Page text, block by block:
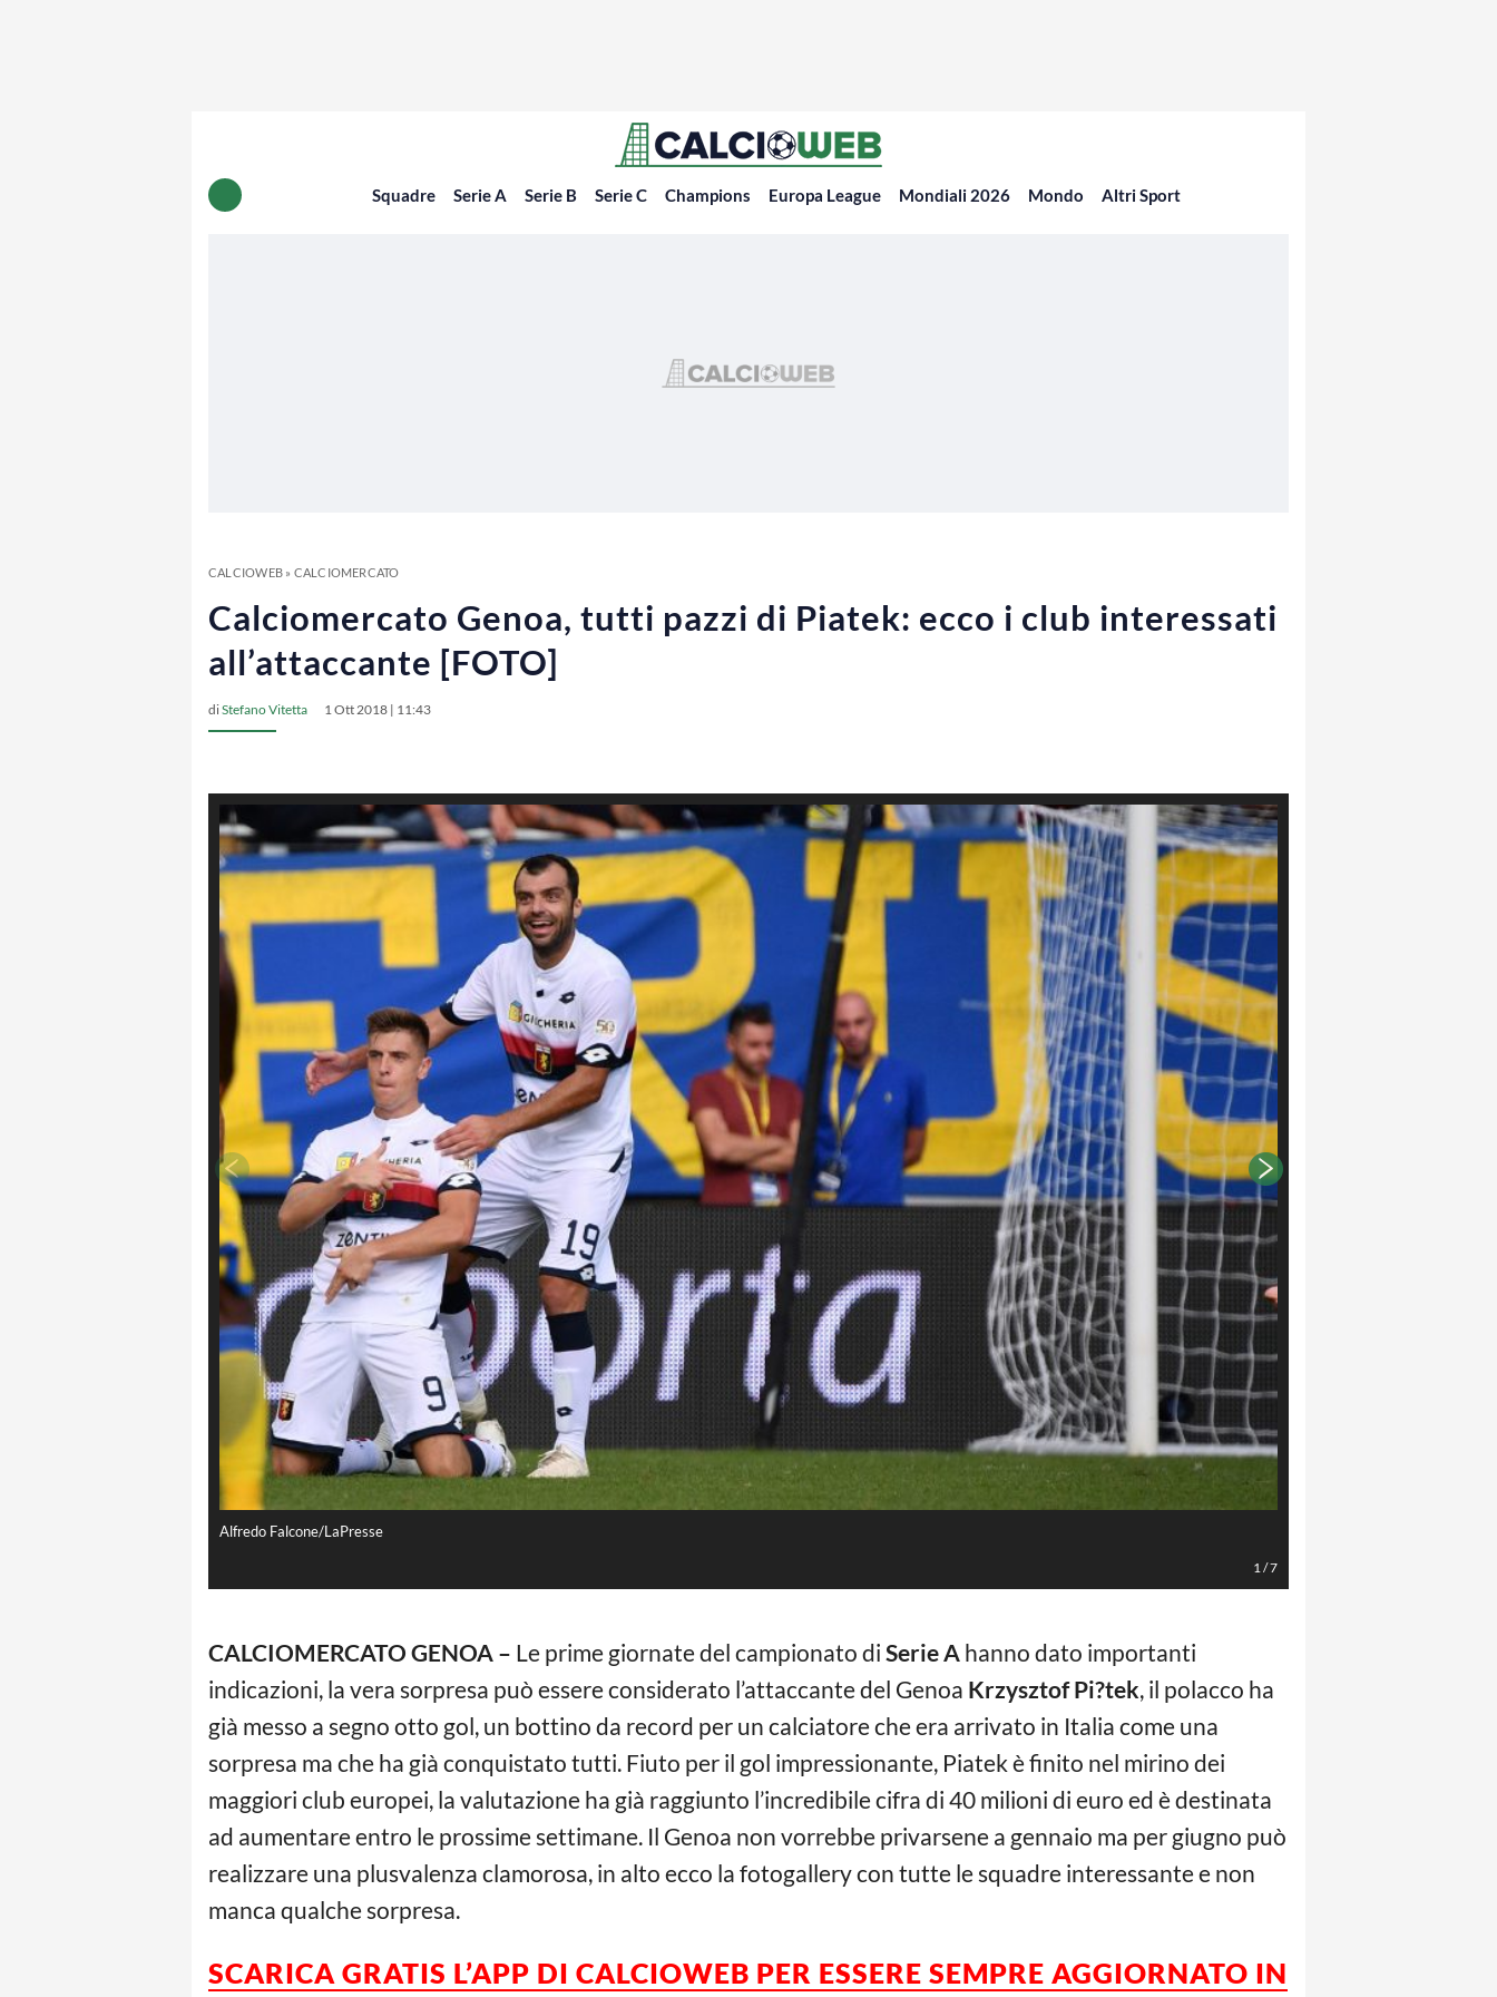
Squadre Serie A Serie B Serie C Champions Europa League Mondiali 2026 Mondo Altri Sport
CALCIOWEB» CALCIOMERCATO
Calciomercato Genoa, tutti pazzi di Piatek: ecco i club interessati
all’attaccante [FOTO]
diStefano Vitetta 1 Ott 2018 | 11:43
Alfredo Falcone/LaPresse
1/7
CALCIOMERCATO GENOA – Le prime giornate del campionato di Serie A hanno dato importanti
indicazioni, la vera sorpresa può essere considerato l’attaccante del Genoa Krzysztof Pi?tek, il polacco ha
già messo a segno otto gol, un bottino da record per un calciatore che era arrivato in Italia come una
sorpresa ma che ha già conquistato tutti. Fiuto per il gol impressionante, Piatek è finito nel mirino dei
maggiori club europei, la valutazione ha già raggiunto l’incredibile cifra di 40 milioni di euro ed è destinata
ad aumentare entro le prossime settimane. Il Genoa non vorrebbe privarsene a gennaio ma per giugno può
realizzare una plusvalenza clamorosa, in alto ecco la fotogallery con tutte le squadre interessante e non
manca qualche sorpresa.
SCARICA GRATIS L’APP DI CALCIOWEB PER ESSERE SEMPRE AGGIORNATO IN